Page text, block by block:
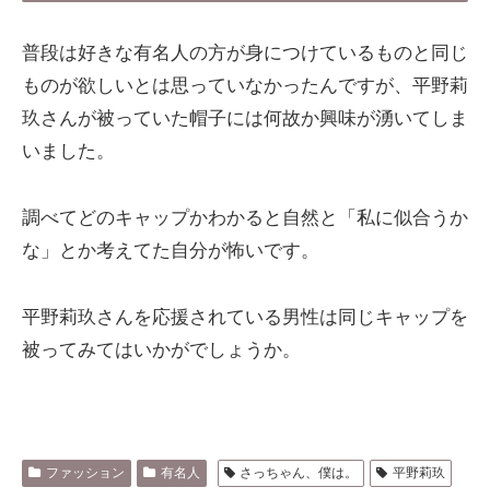
普段は好きな有名人の方が身につけているものと同じ
ものが欲しいとは思っていなかったんですが、平野莉
玖さんが被っていた帽子には何故か興味が湧いてしま
いました。
調べてどのキャップかわかると自然と「私に似合うか
な」とか考えてた自分が怖いです。
平野莉玖さんを応援されている男性は同じキャップを
被ってみてはいかがでしょうか。
ファッション 有名人 さっちゃん、僕は。 平野莉玖